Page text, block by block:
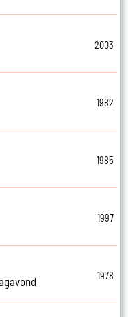
2003
1982
1985
1997
1978